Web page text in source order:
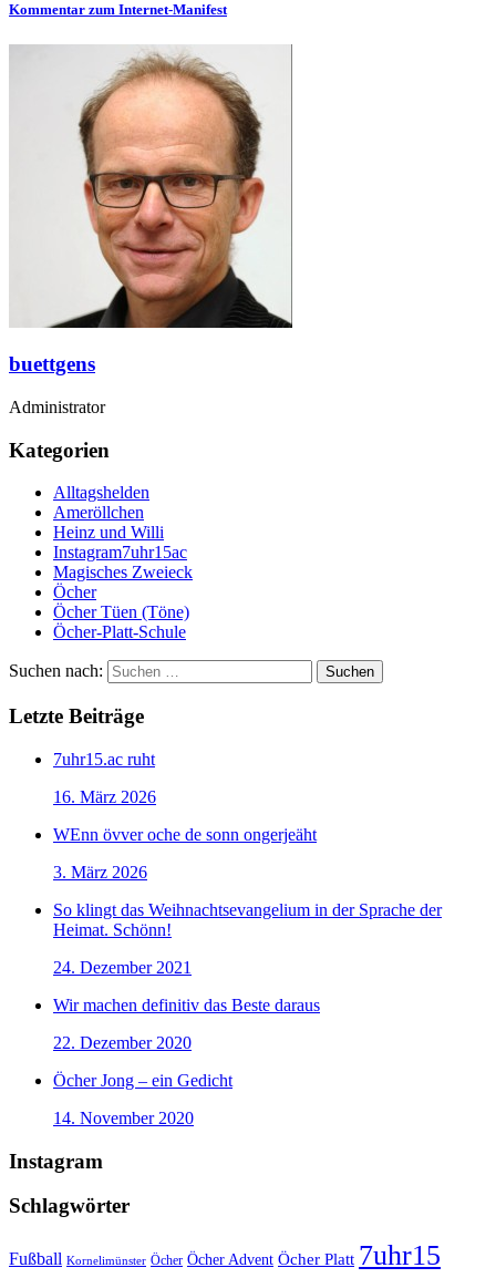
Kommentar zum Internet-Manifest
buettgens
Administrator
Kategorien
Alltagshelden
Ameröllchen
Heinz und Willi
Instagram7uhr15ac
Magisches Zweieck
Öcher
Öcher Tüen (Töne)
Öcher-Platt-Schule
Suchen nach:
Letzte Beiträge
7uhr15.ac ruht
16. März 2026
WEnn övver oche de sonn ongerjeäht
3. März 2026
So klingt das Weihnachtsevangelium in der Sprache der
Heimat. Schönn!
24. Dezember 2021
Wir machen definitiv das Beste daraus
22. Dezember 2020
Öcher Jong – ein Gedicht
14. November 2020
Instagram
Schlagwörter
Fußball Kornelimünster Öcher Öcher Advent Öcher Platt 7uhr15